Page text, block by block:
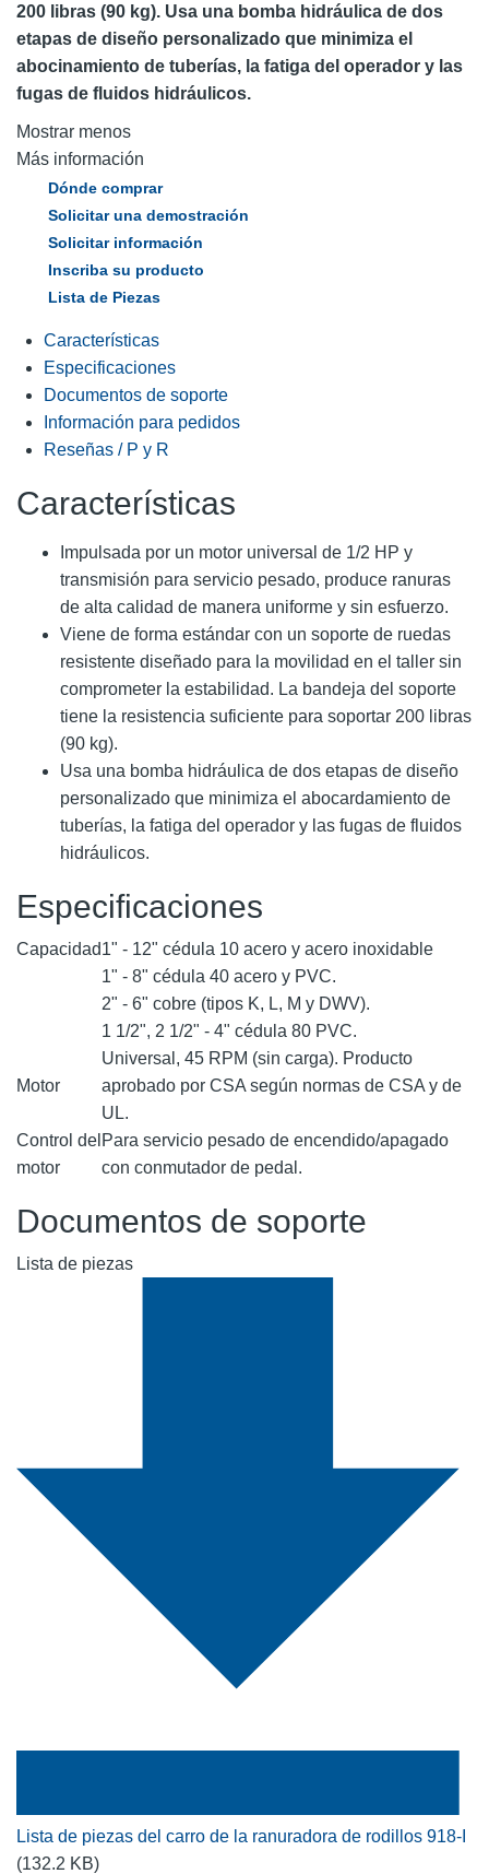
200 libras (90 kg). Usa una bomba hidráulica de dos
etapas de diseño personalizado que minimiza el
abocinamiento de tuberías, la fatiga del operador y las
fugas de fluidos hidráulicos.
Mostrar menos
Más información
Dónde comprar
Solicitar una demostración
Solicitar información
Inscriba su producto
Lista de Piezas
Características
Especificaciones
Documentos de soporte
Información para pedidos
Reseñas / P y R
Características
Impulsada por un motor universal de 1/2 HP y
transmisión para servicio pesado, produce ranuras
de alta calidad de manera uniforme y sin esfuerzo.
Viene de forma estándar con un soporte de ruedas
resistente diseñado para la movilidad en el taller sin
comprometer la estabilidad. La bandeja del soporte
tiene la resistencia suficiente para soportar 200 libras
(90 kg).
Usa una bomba hidráulica de dos etapas de diseño
personalizado que minimiza el abocardamiento de
tuberías, la fatiga del operador y las fugas de fluidos
hidráulicos.
Especificaciones
Capacidad1" - 12" cédula 10 acero y acero inoxidable
1" - 8" cédula 40 acero y PVC.
2" - 6" cobre (tipos K, L, M y DWV).
1 1/2", 2 1/2" - 4" cédula 80 PVC.
Motor
Universal, 45 RPM (sin carga). Producto
aprobado por CSA según normas de CSA y de
UL.
Control del
motor
Para servicio pesado de encendido/apagado
con conmutador de pedal.
Documentos de soporte
Lista de piezas
Lista de piezas del carro de la ranuradora de rodillos 918-I
(132.2 KB)